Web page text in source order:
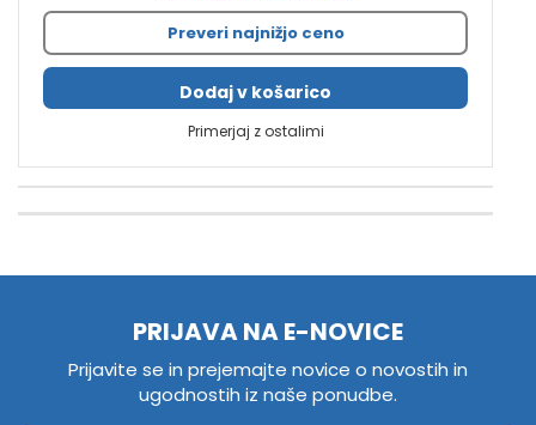
Preveri najnižjo ceno
Dodaj v košarico
Primerjaj z ostalimi
PRIJAVA NA E-NOVICE
Prijavite se in prejemajte novice o novostih in
ugodnostih iz naše ponudbe.